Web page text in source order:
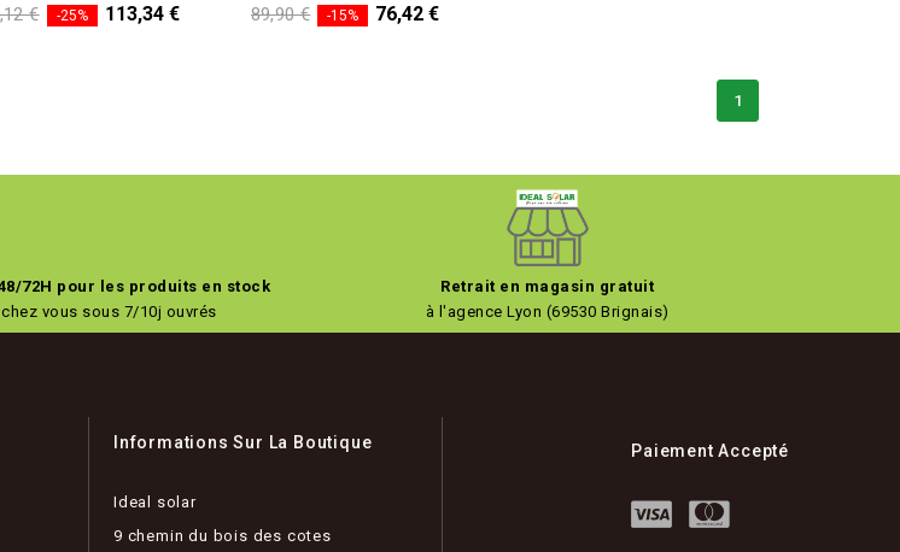
€ -25% 113,34 € 89,90 € -15% 76,42 €
1
72H pour les produits en stock
vous sous 7/10j ouvrés
Retrait en magasin gratuit
à l'agence Lyon (69530 Brignais)
Informations Sur La Boutique
Ideal solar
9 chemin du bois des cotes
Paiement Accepté